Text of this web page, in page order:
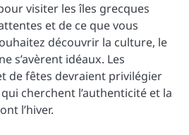
visiter les îles grecques
et de ce que vous
découvrir la culture, le
s’avèrent idéaux. Les
de fêtes devraient privilégier
cherchent l’authenticité et la
l’hiver.